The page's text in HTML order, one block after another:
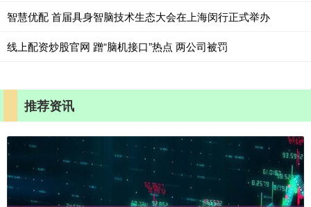
智慧优配 首届具身智脑技术生态大会在上海闵行正式举办
线上配资炒股官网 蹭“脑机接口”热点 两公司被罚
推荐资讯